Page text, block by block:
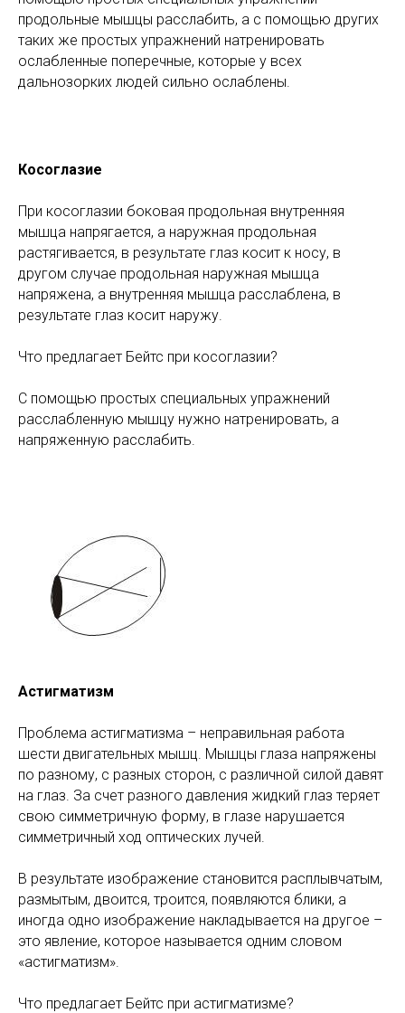
продольные мышцы расслабить, а с помощью других
таких же простых упражнений натренировать
ослабленные поперечные, которые у всех
дальнозорких людей сильно ослаблены.
Косоглазие
При косоглазии боковая продольная внутренняя
мышца напрягается, а наружная продольная
растягивается, в результате глаз косит к носу, в
другом случае продольная наружная мышца
напряжена, а внутренняя мышца расслаблена, в
результате глаз косит наружу.
Что предлагает Бейтс при косоглазии?
С помощью простых специальных упражнений
расслабленную мышцу нужно натренировать, а
напряженную расслабить.
Астигматизм
Проблема астигматизма – неправильная работа
шести двигательных мышц. Мышцы глаза напряжены
по разному, с разных сторон, с различной силой давят
на глаз. За счет разного давления жидкий глаз теряет
свою симметричную форму, в глазе нарушается
симметричный ход оптических лучей.
В результате изображение становится расплывчатым,
размытым, двоится, троится, появляются блики, а
иногда одно изображение накладывается на другое –
это явление, которое называется одним словом
«астигматизм».
Что предлагает Бейтс при астигматизме?